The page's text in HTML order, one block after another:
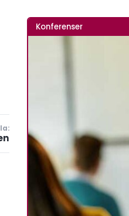
Konferenser